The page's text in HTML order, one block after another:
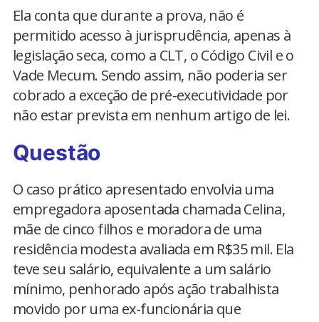
Ela conta que durante a prova, não é
permitido acesso à jurisprudência, apenas à
legislação seca, como a CLT, o Código Civil e o
Vade Mecum. Sendo assim, não poderia ser
cobrado a exceção de pré-executividade por
não estar prevista em nenhum artigo de lei.
Questão
O caso prático apresentado envolvia uma
empregadora aposentada chamada Celina,
mãe de cinco filhos e moradora de uma
residência modesta avaliada em R$35 mil. Ela
teve seu salário, equivalente a um salário
mínimo, penhorado após ação trabalhista
movido por uma ex-funcionária que